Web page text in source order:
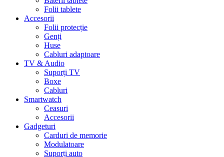
Folii tablete
Accesorii
Folii protecție
Genți
Huse
Cabluri adaptoare
TV & Audio
Suporți TV
Boxe
Cabluri
Smartwatch
Ceasuri
Accesorii
Gadgeturi
Carduri de memorie
Modulatoare
Suporți auto